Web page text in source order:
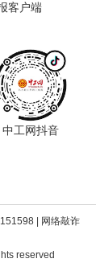
客户端
中工网抖音
| 网络敲诈
reserved